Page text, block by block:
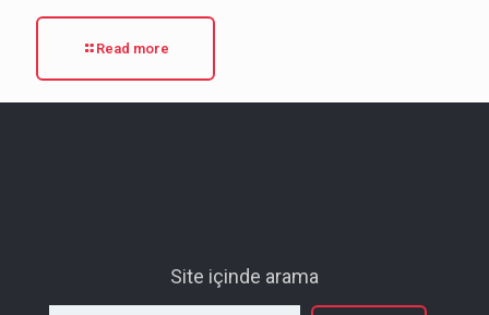
Read more
Site içinde arama